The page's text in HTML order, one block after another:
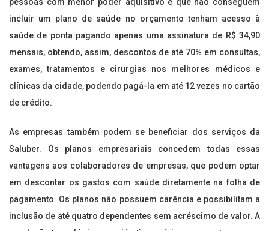
incluir um plano de saúde no orçamento tenham acesso à
saúde de ponta pagando apenas uma assinatura de R$ 34,90
mensais, obtendo, assim, descontos de até 70% em consultas,
exames, tratamentos e cirurgias nos melhores médicos e
clínicas da cidade, podendo pagá-la em até 12 vezes no cartão
de crédito.
As empresas também podem se beneficiar dos serviços da
Saluber. Os planos empresariais concedem todas essas
vantagens aos colaboradores de empresas, que podem optar
em descontar os gastos com saúde diretamente na folha de
pagamento. Os planos não possuem carência e possibilitam a
inclusão de até quatro dependentes sem acréscimo de valor. A